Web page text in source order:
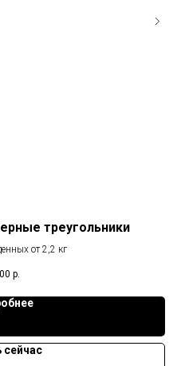
треугольники
от 2,2 кг
р.
сейчас